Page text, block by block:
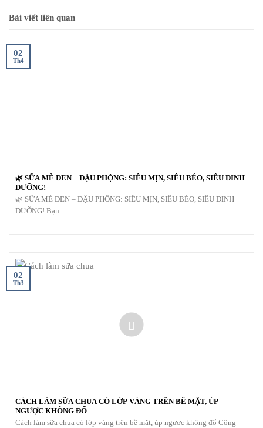
Bài viết liên quan
🌿 SỮA MÈ ĐEN – ĐẬU PHỘNG: SIÊU MỊN, SIÊU BÉO, SIÊU DINH
DƯỠNG!
🌿 SỮA MÈ ĐEN – ĐẬU PHỘNG: SIÊU MỊN, SIÊU BÉO, SIÊU DINH
DƯỠNG! Bạn
02
Th4
CÁCH LÀM SỮA CHUA CÓ LỚP VÁNG TRÊN BỀ MẶT, ÚP
NGƯỢC KHÔNG ĐỔ
Cách làm sữa chua có lớp váng trên bề mặt, úp ngược không đổ Công
02
Th3